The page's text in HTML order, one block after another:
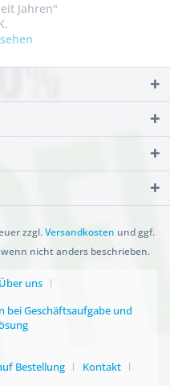
Jahren"
zzgl.Versandkosten und ggf.
nicht anders beschrieben.
Über uns
bei Geschäftsaufgabe und
Bestellung
Kontakt